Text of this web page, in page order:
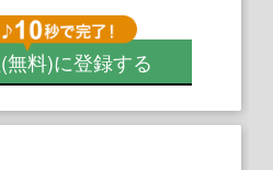
(無料)に登録する